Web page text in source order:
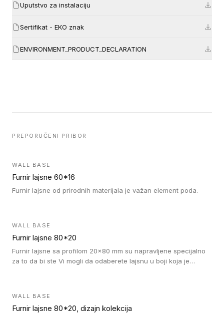
Uputstvo za instalaciju
Sertifikat - EKO znak
ENVIRONMENT_PRODUCT_DECLARATION
PREPORUČENI PRIBOR
WALL BASE
Furnir lajsne 60*16
Furnir lajsne od prirodnih materijala je važan element poda.
WALL BASE
Furnir lajsne 80*20
Furnir lajsne sa profilom 20x80 mm su napravljene specijalno
za to da bi ste Vi mogli da odaberete lajsnu u boji koja je
WALL BASE
Furnir lajsne 80*20, dizajn kolekcija